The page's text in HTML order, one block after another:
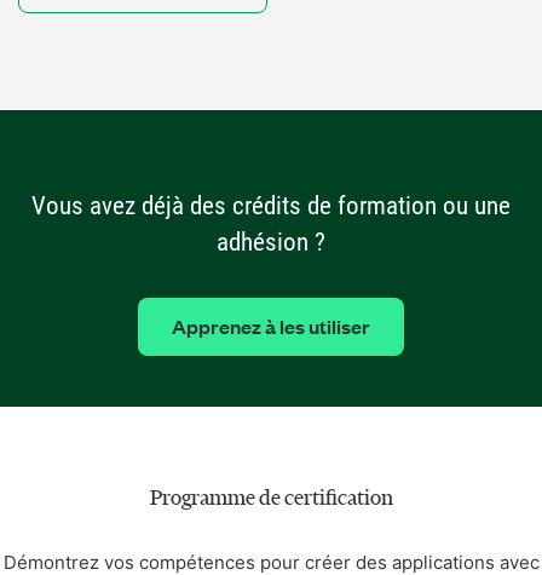
Vous avez déjà des crédits de formation ou une
adhésion ?
Apprenez à les utiliser
Programme de certification
Démontrez vos compétences pour créer des applications avec